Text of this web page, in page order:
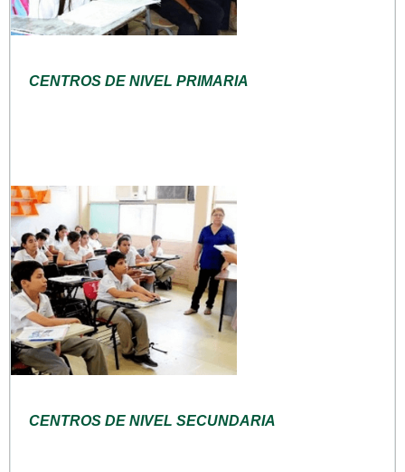
CENTROS DE NIVEL PRIMARIA
CENTROS DE NIVEL SECUNDARIA